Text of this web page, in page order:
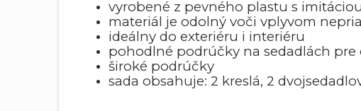
vyrobené z pevného plastu s
materiál je odolný voči vplyvom
ideálny do exteriéru i interiéru
pohodlné podrúčky na sedadlách pre
široké podrúčky
sada obsahuje: 2 kreslá, 2